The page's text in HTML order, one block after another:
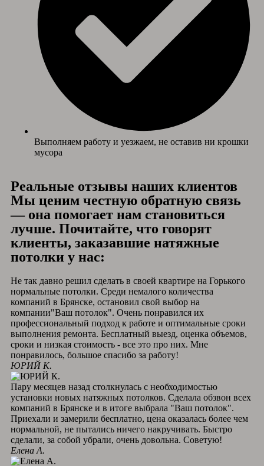
Выполняем работу и уезжаем, не оставив ни крошки
мусора
Реальные отзывы наших клиентов
Мы ценим честную обратную связь
— она помогает нам становиться
лучше. Почитайте, что говорят
клиенты, заказавшие натяжные
потолки у нас:
Не так давно решил сделать в своей квартире на Горького
нормальные потолки. Среди немалого количества
компаний в Брянске, остановил свой выбор на
компании"Ваш потолок". Очень понравился их
профессиональный подход к работе и оптимальные сроки
выполнения ремонта. Бесплатный выезд, оценка объемов,
сроки и низкая стоимость - все это про них. Мне
понравилось, большое спасибо за работу!
ЮРИЙ К.
Пару месяцев назад столкнулась с необходимостью
установки новых натяжных потолков. Сделала обзвон всех
компаний в Брянске и в итоге выбрала "Ваш потолок".
Приехали и замерили бесплатно, цена оказалась более чем
нормальной, не пытались ничего накручивать. Быстро
сделали, за собой убрали, очень довольна. Советую!
Елена А.